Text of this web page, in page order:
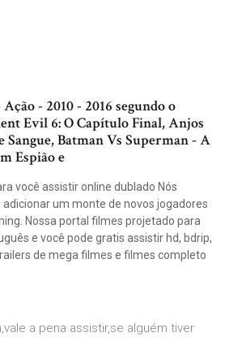
- 2010 - 2016 segundo o
Evil 6: O Capítulo Final, Anjos
Sangue, Batman Vs Superman - A
Espião e
você assistir online dublado Nós
um monte de novos jogadores
Nossa portal filmes projetado para
e você pode gratis assistir hd, bdrip,
de mega filmes e filmes completo
a pena assistir,se alguém tiver